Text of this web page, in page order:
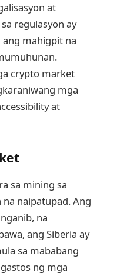
at
regulasyon ay
mahigpit na
crypto market
mga
at
sa mining sa
naipatupad. Ang
na
ang Siberia ay
sa mababang
ng mga